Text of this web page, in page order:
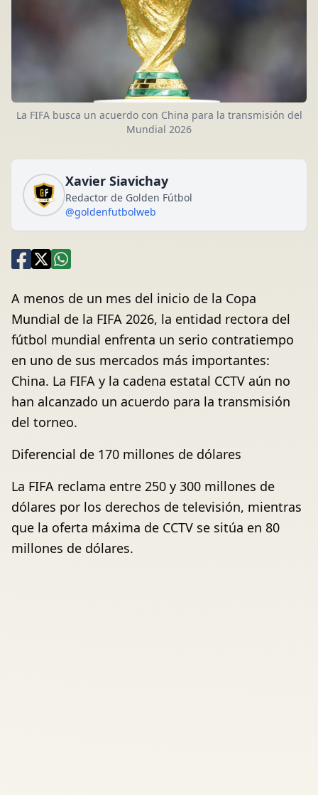
La FIFA busca un acuerdo con China para la transmisión del
Mundial 2026
Xavier Siavichay
Redactor de Golden Fútbol
@goldenfutbolweb
A menos de un mes del inicio de la Copa
Mundial de la FIFA 2026, la entidad rectora del
fútbol mundial enfrenta un serio contratiempo
en uno de sus mercados más importantes:
China. La FIFA y la cadena estatal CCTV aún no
han alcanzado un acuerdo para la transmisión
del torneo.
Diferencial de 170 millones de dólares
La FIFA reclama entre 250 y 300 millones de
dólares por los derechos de televisión, mientras
que la oferta máxima de CCTV se sitúa en 80
millones de dólares.